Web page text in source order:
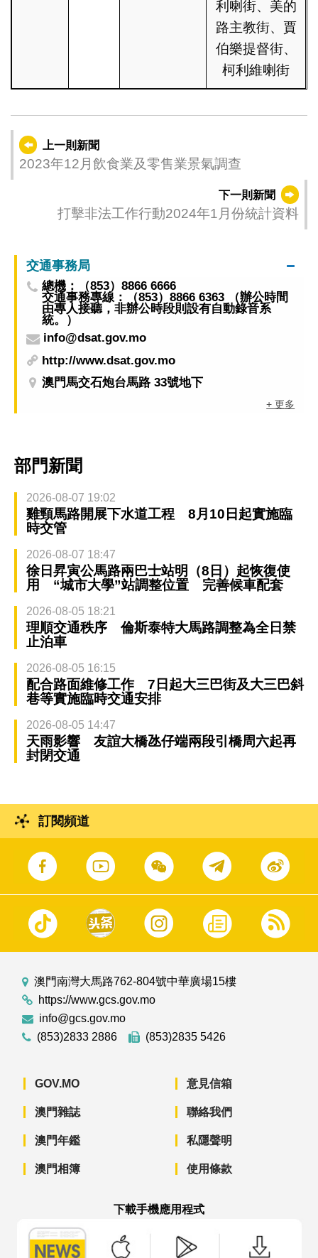
利喇街、美的
路主教街、賈
伯樂提督街、
柯利維喇街
上一則新聞
2023年12月飲食業及零售業景氣調查
下一則新聞
打擊非法工作行動2024年1月份統計資料
交通事務局
總機：（853）8866 6666
交通事務專線：（853）8866 6363 （辦公時間
由專人接聽，非辦公時段則設有自動錄音系
統。）
info@dsat.gov.mo
http://www.dsat.gov.mo
澳門馬交石炮台馬路 33號地下
+ 更多
部門新聞
2026-08-07 19:02
雞頸馬路開展下水道工程 8月10日起實施臨
時交管
2026-08-07 18:47
徐日昇寅公馬路兩巴士站明（8日）起恢復使
用 “城市大學”站調整位置 完善候車配套
2026-08-05 18:21
理順交通秩序 倫斯泰特大馬路調整為全日禁
止泊車
2026-08-05 16:15
配合路面維修工作 7日起大三巴街及大三巴斜
巷等實施臨時交通安排
2026-08-05 14:47
天雨影響 友誼大橋氹仔端兩段引橋周六起再
封閉交通
訂閱頻道
澳門南灣大馬路762-804號中華廣場15樓
https://www.gcs.gov.mo
info@gcs.gov.mo
(853)2833 2886
(853)2835 5426
GOV.MO
澳門雜誌
澳門年鑑
澳門相簿
意見信箱
聯絡我們
私隱聲明
使用條款
下載手機應用程式